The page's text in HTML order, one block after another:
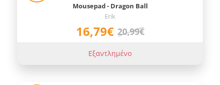
Mousepad - Dragon Ball
Erik
16,79€ 20,99€
Εξαντλημένο